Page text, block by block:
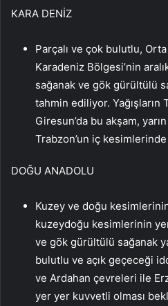
KARA DENİZ
Parçalı ve çok bulutlu,
Karadeniz Bölgesi’nin
sağanak ve gök gürültülü
tahmin ediliyor. Yağışların
Giresun’da bu akşam,
Trabzon’un iç
DOĞU ANADOLU
Kuzey ve doğu
kuzeydoğu kesimlerinin
ve gök gürültülü sağanak
bulutlu ve açık geçeceği
ve Ardahan çevreleri ile
yer yer kuvvetli olması